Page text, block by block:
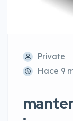
Private
Hace 9